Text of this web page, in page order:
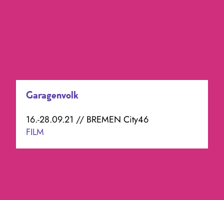
Garagenvolk
16.-28.09.21 // BREMEN City46
FILM